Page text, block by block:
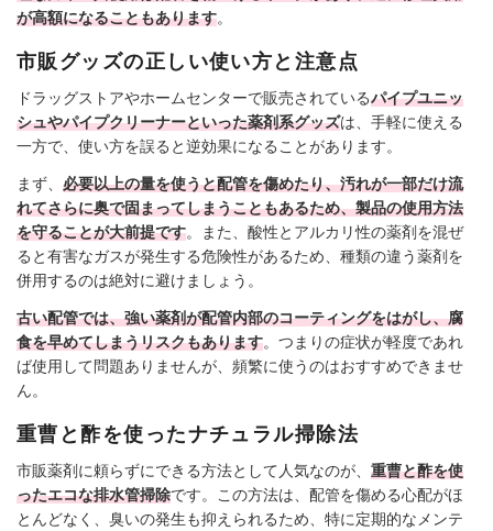
が高額になることもあります。
市販グッズの正しい使い方と注意点
ドラッグストアやホームセンターで販売されているパイプユニッ
シュやパイプクリーナーといった薬剤系グッズは、手軽に使える
一方で、使い方を誤ると逆効果になることがあります。
まず、 必要以上の量を使うと配管を傷めたり、汚れが一部だけ流
れてさらに奥で固まってしまうこともあるため、製品の使用方法
を守ることが大前提です。また、酸性とアルカリ性の薬剤を混ぜ
ると有害なガスが発生する危険性があるため、種類の違う薬剤を
併用するのは絶対に避けましょう。
古い配管では、強い薬剤が配管内部のコーティングをはがし、腐
食を早めてしまうリスクもあります。つまりの症状が軽度であれ
ば使用して問題ありませんが、頻繁に使うのはおすすめできませ
ん。
重曹と酢を使ったナチュラル掃除法
市販薬剤に頼らずにできる方法として人気なのが、 重曹と酢を使
ったエコな排水管掃除です。この方法は、配管を傷める心配がほ
とんどなく、臭いの発生も抑えられるため、特に定期的なメンテ